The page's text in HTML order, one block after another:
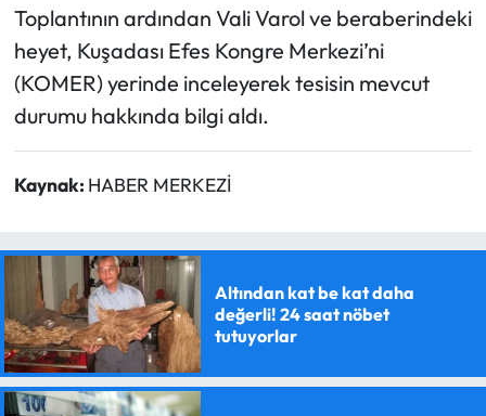
Toplantının ardından Vali Varol ve beraberindeki
heyet, Kuşadası Efes Kongre Merkezi’ni
(KOMER) yerinde inceleyerek tesisin mevcut
durumu hakkında bilgi aldı.
Kaynak: HABER MERKEZİ
Altından kat be kat daha
değerli! 24 saat nöbet
tutuyorlar